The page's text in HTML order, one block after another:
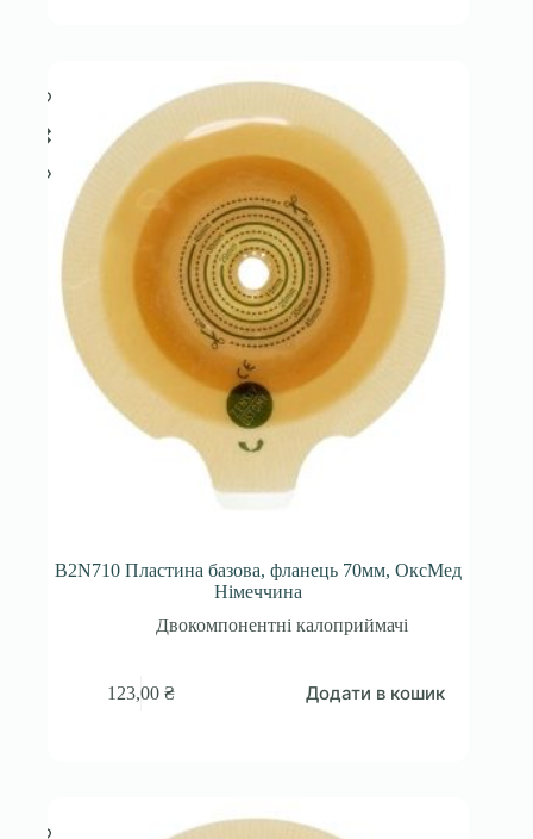
B2N710 Пластина базова, фланець 70мм, ОксМед
Німеччина
Двокомпонентні калоприймачі
123,00₴ Додати в кошик